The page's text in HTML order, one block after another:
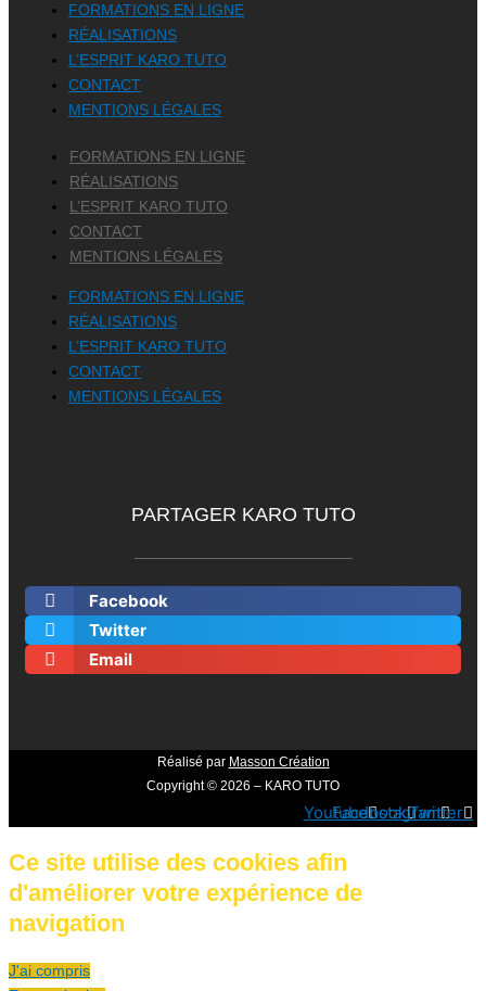
FORMATIONS EN LIGNE
RÉALISATIONS
L’ESPRIT KARO TUTO
CONTACT
MENTIONS LÉGALES
FORMATIONS EN LIGNE
RÉALISATIONS
L’ESPRIT KARO TUTO
CONTACT
MENTIONS LÉGALES
FORMATIONS EN LIGNE
RÉALISATIONS
L’ESPRIT KARO TUTO
CONTACT
MENTIONS LÉGALES
PARTAGER KARO TUTO
Facebook
Twitter
Email
Réalisé par Masson Création
Copyright © 2026 – KARO TUTO
Youtube
Facebook
Instagram
Twitter
Ce site utilise des cookies afin
d'améliorer votre expérience de
navigation
J'ai compris